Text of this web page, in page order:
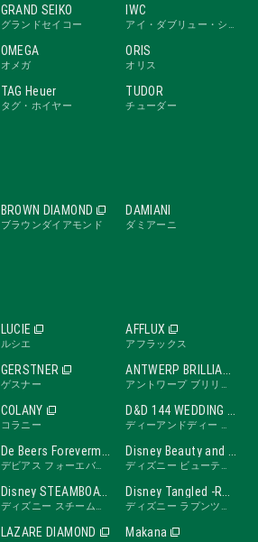
GRAND SEIKO
グランドセイコー
IWC
アイ・ダブリュー・シー
OMEGA
オメガ
ORIS
オリス
TAG Heuer
タグ・ホイヤー
TUDOR
チューダー
BROWN DIAMOND
ブラウンダイアモンド
DAMIANI
ダミアーニ
LUCIE
ルシエ
AFFLUX
アフラックス
GERSTNER
ゲスナー
ANTWERP BRILLIANT
アントワープ ブリリアント
COLANY
コラニー
D&D 144 WEDDING BAND
ディーアンドディー ワンフォーティーフォー ウェディングバンド
De Beers Forevermark
デビアス フォーエバーマーク
Disney Beauty and the Beast -ROSE Line-
ディズニー ビューティ・アンド・ビースト ローズライン
Disney STEAMBOAT WILLIE
ディズニー スチームボートウィリー
Disney Tangled -RAPUNZEL Collection-
ディズニー ラプンツェル
LAZARE DIAMOND Makana